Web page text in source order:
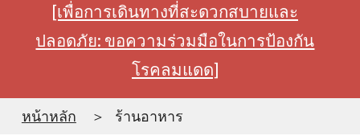
[เพื่อการเดินทางที่สะดวกสบายและ
ปลอดภัย: ขอความร่วมมือในการป้องกัน
โรคลมแดด]
หน้าหลัก ร้านอาหาร